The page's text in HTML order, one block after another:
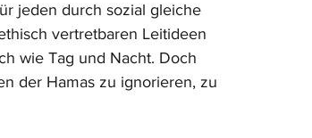
jeden durch sozial gleiche
vertretbaren Leitideen
wie Tag und Nacht. Doch
der Hamas zu ignorieren, zu